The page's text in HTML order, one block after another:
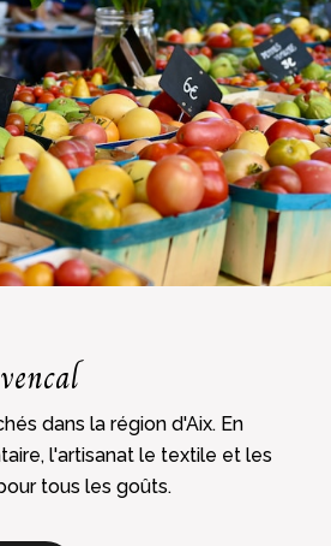
dans la région d'Aix. En
l'artisanat le textile et les
tous les goûts.